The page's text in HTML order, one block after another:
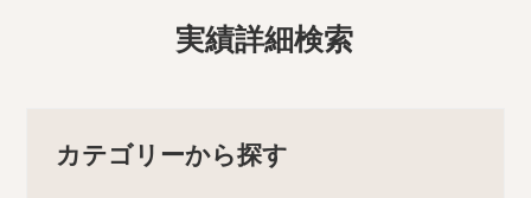
実績詳細検索
カテゴリーから探す